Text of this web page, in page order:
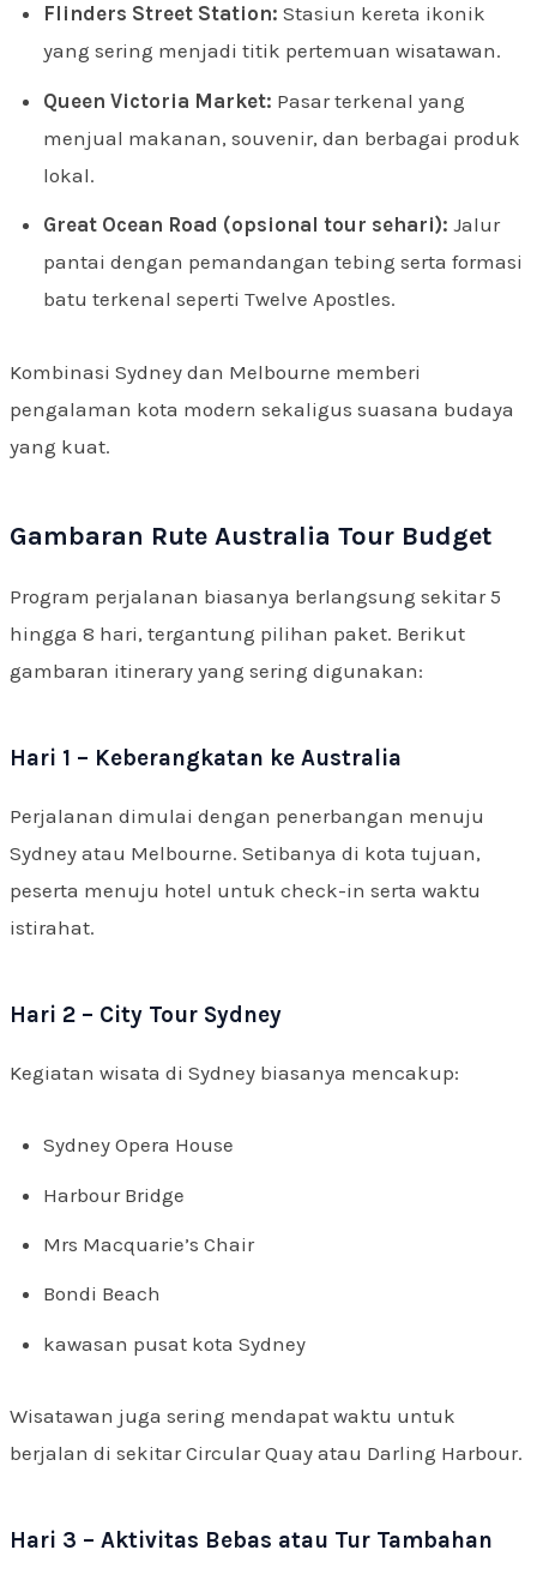
Flinders Street Station: Stasiun kereta ikonik
yang sering menjadi titik pertemuan wisatawan.
Queen Victoria Market: Pasar terkenal yang
menjual makanan, souvenir, dan berbagai produk
lokal.
Great Ocean Road (opsional tour sehari): Jalur
pantai dengan pemandangan tebing serta formasi
batu terkenal seperti Twelve Apostles.
Kombinasi Sydney dan Melbourne memberi
pengalaman kota modern sekaligus suasana budaya
yang kuat.
Gambaran Rute Australia Tour Budget
Program perjalanan biasanya berlangsung sekitar 5
hingga 8 hari, tergantung pilihan paket. Berikut
gambaran itinerary yang sering digunakan:
Hari 1 – Keberangkatan ke Australia
Perjalanan dimulai dengan penerbangan menuju
Sydney atau Melbourne. Setibanya di kota tujuan,
peserta menuju hotel untuk check-in serta waktu
istirahat.
Hari 2 – City Tour Sydney
Kegiatan wisata di Sydney biasanya mencakup:
Sydney Opera House
Harbour Bridge
Mrs Macquarie’s Chair
Bondi Beach
kawasan pusat kota Sydney
Wisatawan juga sering mendapat waktu untuk
berjalan di sekitar Circular Quay atau Darling Harbour.
Hari 3 – Aktivitas Bebas atau Tur Tambahan